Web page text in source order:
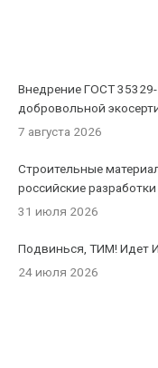
Внедрение ГОСТ
добровольной
7 августа 2026
Строительные
российские
31 июля 2026
Подвинься, ТИМ! Идет
24 июля 2026